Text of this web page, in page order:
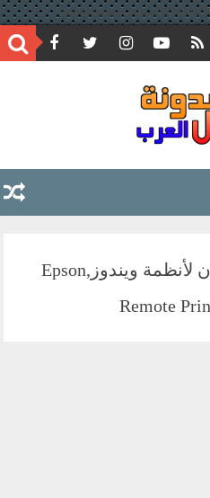
google.com, pub-
تعريف طابعات ابسون لأنظمة ويندوز,Epson
Remote